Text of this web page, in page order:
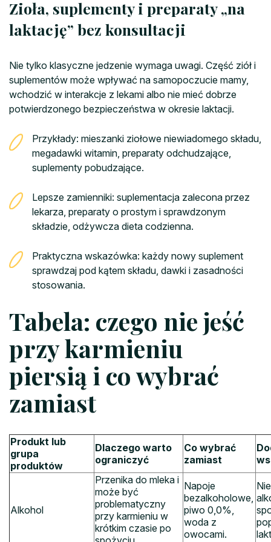
Zioła, suplementy i preparaty „na
laktację” bez konsultacji
Nie tylko klasyczne jedzenie wymaga uwagi. Część ziół i
suplementów może wpływać na samopoczucie mamy,
wchodzić w interakcje z lekami albo nie mieć dobrze
potwierdzonego bezpieczeństwa w okresie laktacji.
Przykłady: mieszanki ziołowe niewiadomego składu,
megadawki witamin, preparaty odchudzające,
suplementy pobudzające.
Lepsze zamienniki: suplementacja zalecona przez
lekarza, preparaty o prostym i sprawdzonym
składzie, odżywcza dieta codzienna.
Praktyczna wskazówka: każdy nowy suplement
sprawdzaj pod kątem składu, dawki i zasadności
stosowania.
Tabela: czego nie jeść
przy karmieniu
piersią i co wybrać
zamiast
Produkt lub
grupa
produktów
Dlaczego warto
ograniczyć
Co wybrać
zamiast
Alkohol
Przenika do mleka i
może być
problematyczny
przy karmieniu w
krótkim czasie po
Napoje
bezalkoholowe,
piwo 0,0%,
woda z
owocami.